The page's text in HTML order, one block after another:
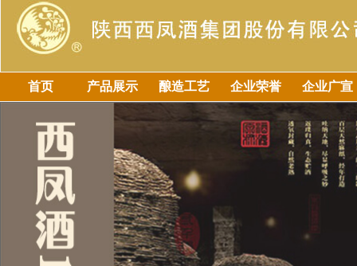
首页 产品展示 酿造工艺 企业荣誉 企业广宣